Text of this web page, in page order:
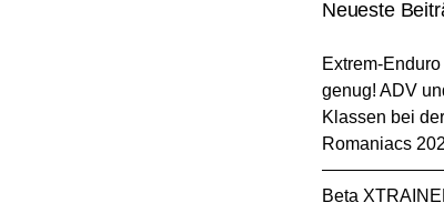
Neueste
Extrem-
genug! ADV
Klassen bei
Romaniacs
Beta